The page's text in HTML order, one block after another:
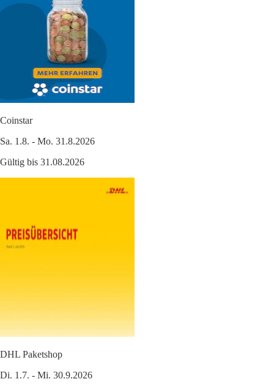
Coinstar
Sa. 1.8. - Mo. 31.8.2026
Gültig bis 31.08.2026
DHL Paketshop
Di. 1.7. - Mi. 30.9.2026